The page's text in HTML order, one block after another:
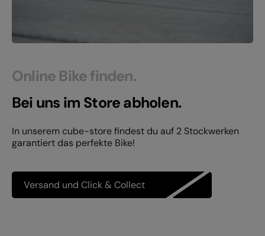
Online Bike finden.
Bei uns im Store abholen.
In unserem cube-store findest du auf 2 Stockwerken
garantiert das perfekte Bike!
Versand und Click & Collect